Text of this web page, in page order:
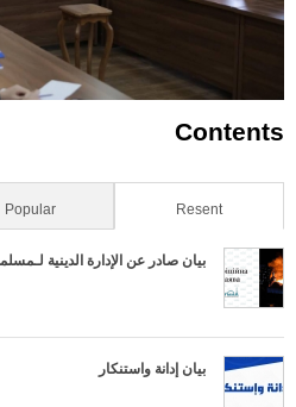
Contents
Resent (علامة التبويب النشطة)Popular
بيان صادر عن الإدارة الدينية
بيان إدانة واستنكار